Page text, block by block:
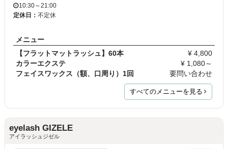
10:30～21:00
定休日： 不定休
メニュー
【フラットマットラッシュ】60本
¥ 4,800
カラーエクステ
¥ 1,080～
フェイスワックス（額、口周り）1回
要問い合わせ
すべてのメニューを見る
eyelash GIZELE
アイラッシュジゼル